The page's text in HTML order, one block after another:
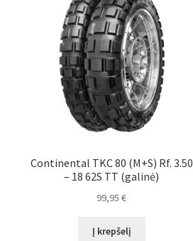
Continental TKC 80 (M+S) Rf. 3.50
– 18 62S TT (galinė)
99,95€
Į krepšelį